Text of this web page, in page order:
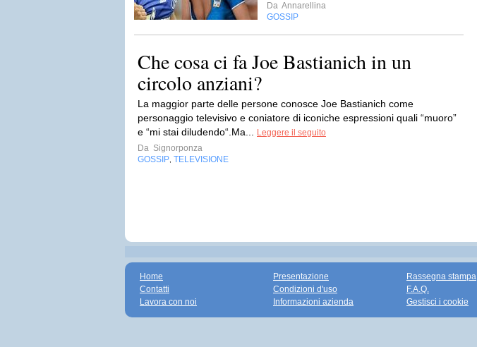
Da Annarellina
GOSSIP
Che cosa ci fa Joe Bastianich in un
circolo anziani?
La maggior parte delle persone conosce Joe Bastianich come
personaggio televisivo e coniatore di iconiche espressioni quali “muoro”
e “mi stai diludendo“.Ma...
Leggere il seguito
Da Signorponza
GOSSIP TELEVISIONE
Home
Contatti
Lavora con noi
Presentazione
Condizioni d'uso
Informazioni azienda
Rassegna stampa
F.A.Q.
Gestisci i cookie